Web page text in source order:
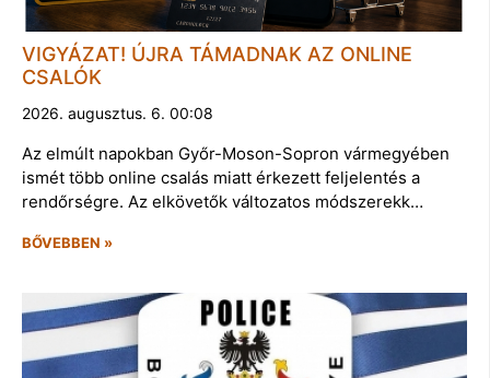
VIGYÁZAT! ÚJRA TÁMADNAK AZ ONLINE
CSALÓK
2026. augusztus. 6. 00:08
Az elmúlt napokban Győr-Moson-Sopron vármegyében
ismét több online csalás miatt érkezett feljelentés a
rendőrségre. Az elkövetők változatos módszerekk…
BŐVEBBEN »